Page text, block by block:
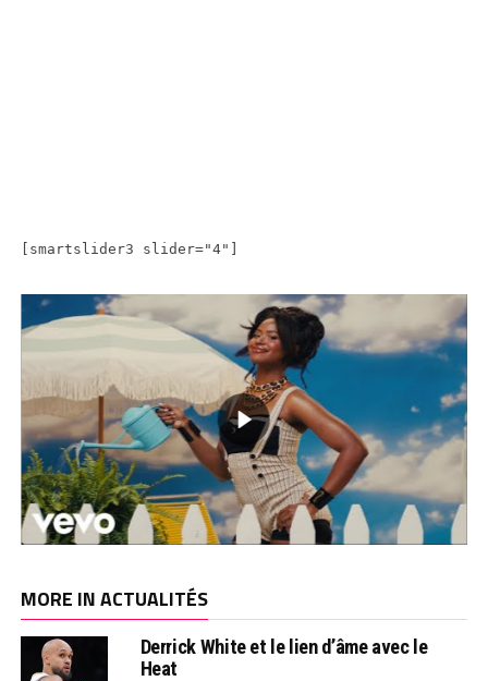
[smartslider3 slider="4"]
MORE IN ACTUALITÉS
Derrick White et le lien d’âme avec le
Heat